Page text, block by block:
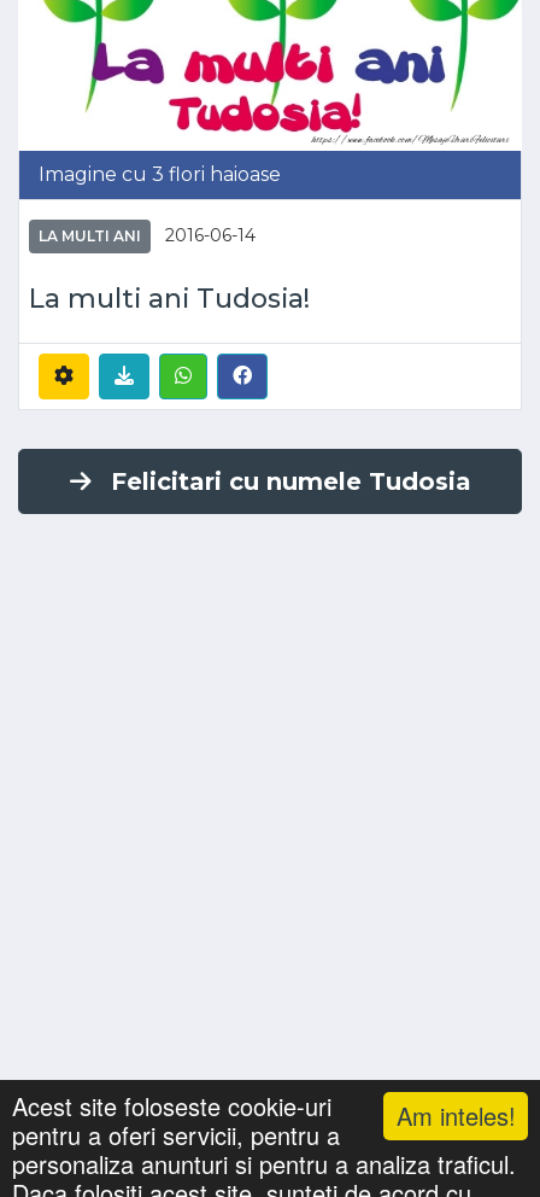
Am inteles!
Acest site foloseste cookie-uri
pentru a oferi servicii, pentru a
personaliza anunturi si pentru a analiza traficul.
Imagine cu 3 flori haioase
LA MULTI ANI 2016-06-14
La multi ani Tudosia!
Felicitari cu numele Tudosia
Lista cu nume Căutari
Zile Onomastice
Confidentialitate Gif-uri Animate